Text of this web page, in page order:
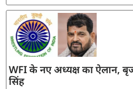
WFI के नए अध्यक्ष का ऐलान,
सिंह